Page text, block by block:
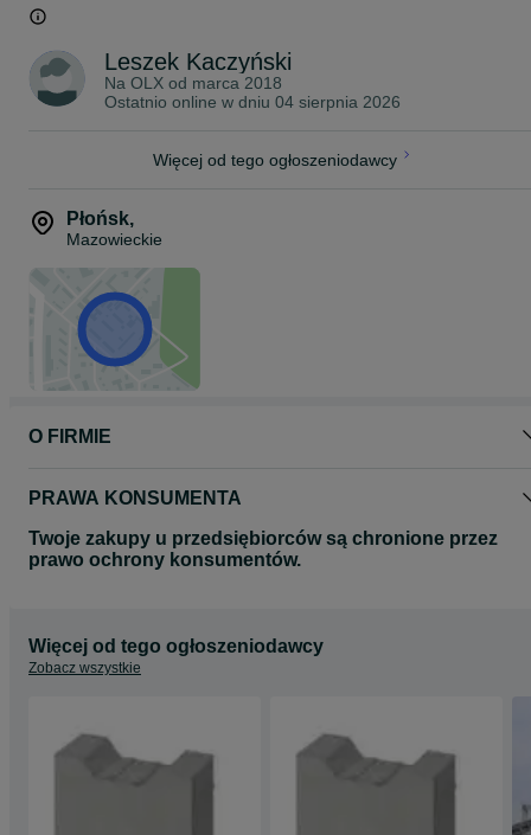
Leszek Kaczyński
Na OLX od marca 2018
Ostatnio online w dniu 04 sierpnia 2026
Więcej od tego ogłoszeniodawcy
Płońsk,
Mazowieckie
O FIRMIE
PRAWA KONSUMENTA
Twoje zakupy u przedsiębiorców są chronione przez
prawo ochrony konsumentów.
Więcej od tego ogłoszeniodawcy
Zobacz wszystkie